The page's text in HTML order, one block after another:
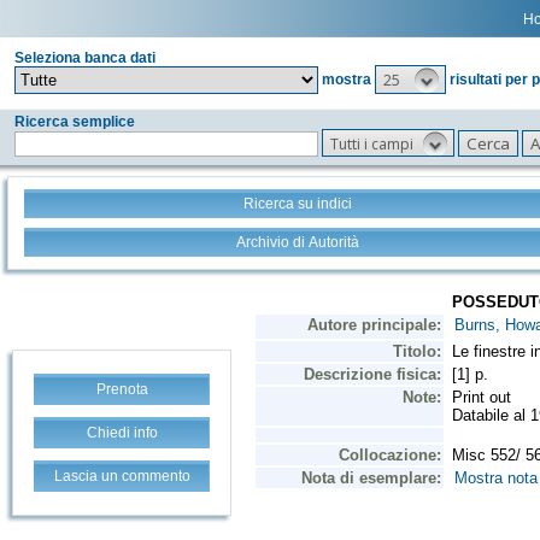
Seleziona banca dati
mostra
25 risultati per
Ricerca semplice
Tutti i campi
Ricerca su indici
Archivio di Autorità
Prenota
Chiedi info
Lascia un commento